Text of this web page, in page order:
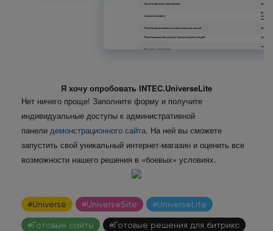
Я хочу опробовать INTEC.UniverseLite
Нет ничего проще! Заполните форму и получите
индивидуальные доступы к административной
панели демонстрационного сайта. На ней вы сможете
запустить свой уникальный интернет-магазин и оценить все
возможности нашего решения в «боевых» условиях.
#Universe #UniverseSite #UniverseLite
#Готовые сайты #Готовые решения для битрикс